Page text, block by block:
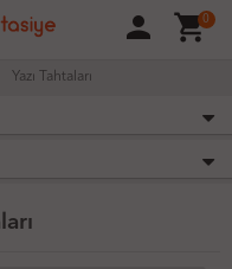
person shopping_cart
0
Yazı Tahtaları